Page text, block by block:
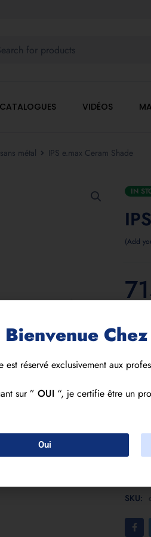
CATALOGUES VIDÉOS
métal IPS e.max Ceram Shade
IN
Add
SKU:
Bienvenue
est réservé exclusivement aux
sur ” OUI “, je certifie être un
Oui